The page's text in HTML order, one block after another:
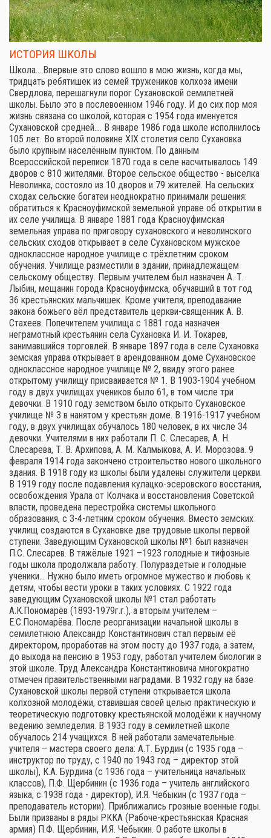
ИСТОРИЯ ШКОЛЫ
Школа.…Впервые это слово вошло в мою жизнь, когда мы,
тридцать ребятишек из семей тружеников колхоза имени
Свердлова, перешагнули порог Сухановской семилетней
школы. Было это в послевоенном 1946 году. И до сих пор моя
жизнь связана со школой, которая с 1954 года именуется
Сухановской средней.… В январе 1986 года школе исполнилось
105 лет. Во второй половине XIX столетия село Сухановка
было крупным населённым пунктом. По данным
Всероссийской переписи 1870 года в селе насчитывалось 149
дворов с 810 жителями. Второе сельское общество - выселка
Неволинка, состояло из 10 дворов и 79 жителей. На сельских
сходах сельские богатеи неоднократно принимали решения:
обратиться к Красноуфимской земельной управе об открытии в
их селе училища. В январе 1881 года Красноуфимская
земельная управа по приговору сухановского и неволинского
сельских сходов открывает в селе Сухановском мужское
одноклассное народное училище с трёхлетним сроком
обучения. Училище разместили в здании, принадлежащем
сельскому обществу. Первым учителем был назначен А. Т.
Лыбин, мещанин города Красноуфимска, обучавший в тот год
36 крестьянских мальчишек. Кроме учителя, преподавание
закона божьего вёл представитель церкви-священник А. В.
Стахеев. Попечителем училища с 1881 года назначен
неграмотный крестьянин села Сухановка И. И. Токарев,
занимавшийся торговлей. В январе 1897 года в селе Сухановка
земская управа открывает в арендованном доме Сухановское
одноклассное народное училище № 2, ввиду этого ранее
открытому училищу присваивается № 1. В 1903-1904 учебном
году в двух училищах учеников было 61, в том числе три
девочки. В 1910 году земством было открыто Сухановское
училище № 3 в нанятом у крестьян доме. В 1916-1917 учебном
году, в двух училищах обучалось 180 человек, в их числе 34
девочки. Учителями в них работали П. С. Слесарев, А. Н.
Слесарева, Т. В. Архипова, А. М. Калмыкова, А. И. Морозова. 9
февраля 1914 года закончено строительство нового школьного
здания. В 1918 году из школы были удалены служители церкви.
В 1919 году после подавления кулацко-эсеровского восстания,
освобождения Урала от Колчака и восстановления Советской
власти, проведена перестройка системы школьного
образования, с 3-4-летним сроком обучения. Вместо земских
училищ создаются в Сухановке две трудовые школы первой
ступени. Заведующим Сухановской школы №1 был назначен
П.С. Слесарев. В тяжёлые 1921 –1923 голодные и тифозные
годы школа продолжала работу. Полураздетые и голодные
ученики… Нужно было иметь огромное мужество и любовь к
детям, чтобы вести уроки в таких условиях. С 1922 года
заведующим Сухановской школы №1 стал работать
А.К.Пономарёв (1893-1979г.г.), а вторым учителем –
Е.С.Пономарёва. После реорганизации начальной школы в
семилетнюю Александр Константинович стал первым её
директором, проработав на этом посту до 1937 года, а затем,
до выхода на пенсию в 1953 году, работал учителем биологии в
этой школе. Труд Александра Константиновича многократно
отмечен правительственными наградами. В 1932 году на базе
Сухановской школы первой ступени открывается школа
колхозной молодёжи, ставившая своей целью практическую и
теоретическую подготовку крестьянской молодёжи к научному
ведению земледелия. В 1933 году в семилетней школе
обучалось 214 учащихся. В ней работали замечательные
учителя – мастера своего дела: А.Т. Бурдин (с 1935 года –
инструктор по труду, с 1940 по 1943 год – директор этой
школы), К.А. Бурдина (с 1936 года – учительница начальных
классов), П.Ф. Щербинин (с 1936 года – учитель английского
языка, с 1938 года - директор), И.Я. Чебыкин (с 1937 года –
преподаватель истории). Приближались грозные военные годы.
Были призваны в ряды РККА (Рабоче-крестьянская Красная
армия) П.Ф. Щербинин, И.Я. Чебыкин. О работе школы в